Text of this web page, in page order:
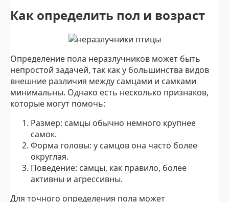
Как определить пол и возраст
Определение пола неразлучников может быть
непростой задачей, так как у большинства видов
внешние различия между самцами и самками
минимальны. Однако есть несколько признаков,
которые могут помочь:
Размер: самцы обычно немного крупнее
самок.
Форма головы: у самцов она часто более
округлая.
Поведение: самцы, как правило, более
активны и агрессивны.
Для точного определения пола может